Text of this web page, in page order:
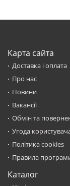
Карта сайта
Доставка і оплата
Про нас
Новини
Вакансії
Обмін та
Угода
Політика cookies
Правила
Каталог